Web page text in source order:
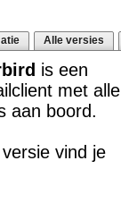
Alle versies
is een
met alle
aan boord.
vind je